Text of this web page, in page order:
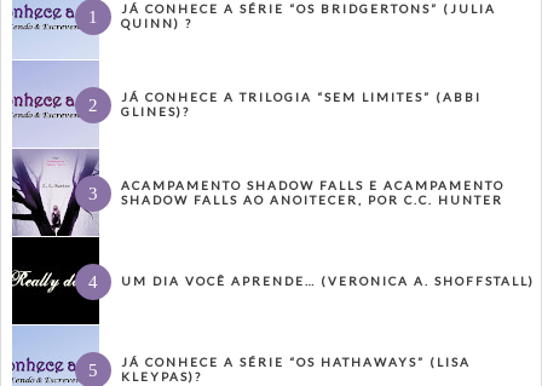
JÁ CONHECE A SÉRIE “OS BRIDGERTONS” (JULIA
QUINN) ?
JÁ CONHECE A TRILOGIA “SEM LIMITES” (ABBI
GLINES)?
ACAMPAMENTO SHADOW FALLS E ACAMPAMENTO
SHADOW FALLS AO ANOITECER, POR C.C. HUNTER
UM DIA VOCÊ APRENDE… (VERONICA A. SHOFFSTALL)
JÁ CONHECE A SÉRIE “OS HATHAWAYS” (LISA
KLEYPAS)?